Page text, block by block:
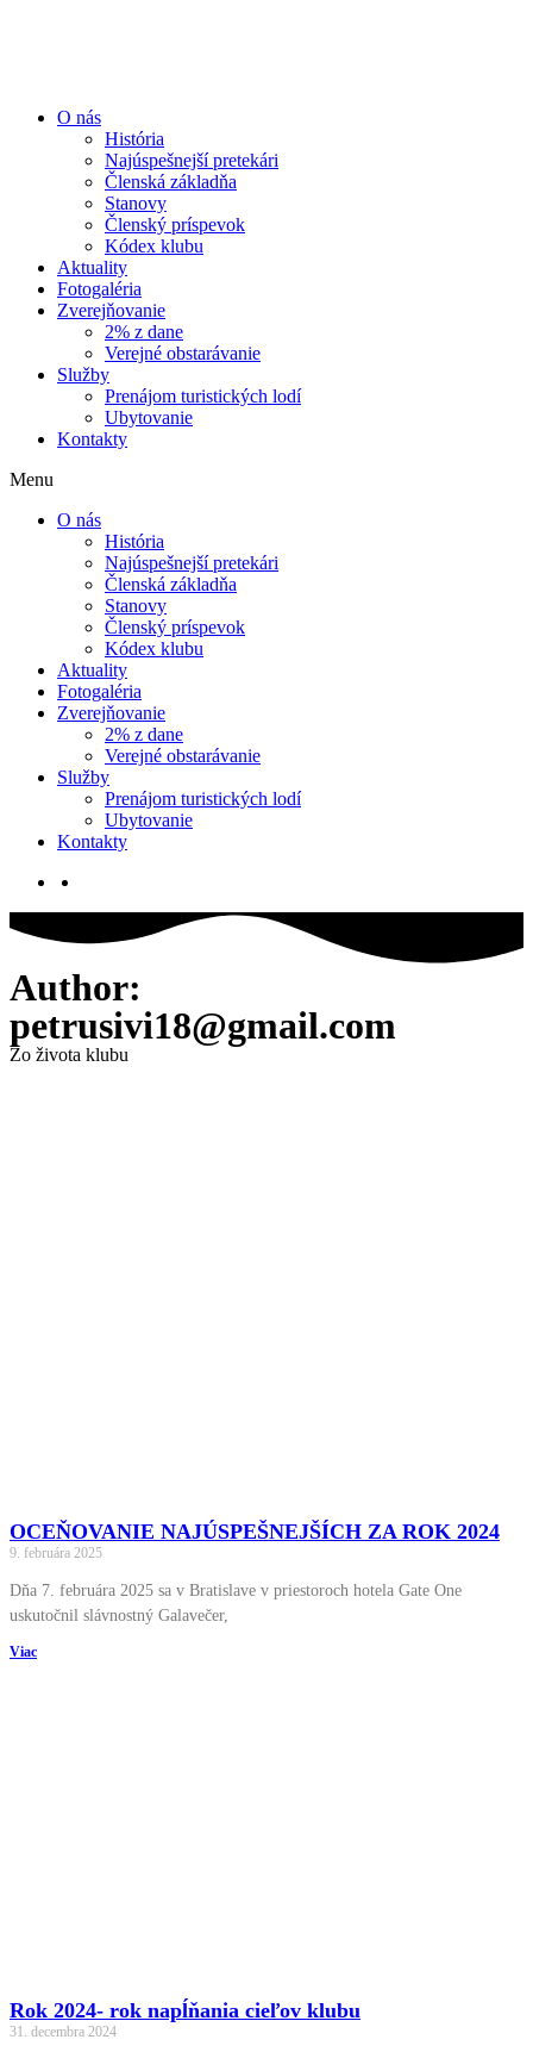
O nás
História
Najúspešnejší pretekári
Členská základňa
Stanovy
Členský príspevok
Kódex klubu
Aktuality
Fotogaléria
Zverejňovanie
2% z dane
Verejné obstarávanie
Služby
Prenájom turistických lodí
Ubytovanie
Kontakty
Menu
O nás
História
Najúspešnejší pretekári
Členská základňa
Stanovy
Členský príspevok
Kódex klubu
Aktuality
Fotogaléria
Zverejňovanie
2% z dane
Verejné obstarávanie
Služby
Prenájom turistických lodí
Ubytovanie
Kontakty
Author:
petrusivi18@gmail.com
Zo života klubu
OCEŇOVANIE NAJÚSPEŠNEJŠÍCH ZA ROK 2024
9. februára 2025
Dňa 7. februára 2025 sa v Bratislave v priestoroch hotela Gate One
uskutočnil slávnostný Galavečer,
Viac
Rok 2024- rok napĺňania cieľov klubu
31. decembra 2024